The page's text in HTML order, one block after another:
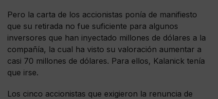
Pero la carta de los accionistas ponía de manifiesto
que su retirada no fue suficiente para algunos
inversores que han inyectado millones de dólares a la
compañía, la cual ha visto su valoración aumentar a
casi 70 millones de dólares. Para ellos, Kalanick tenía
que irse.
Los cinco accionistas que exigieron la renuncia de